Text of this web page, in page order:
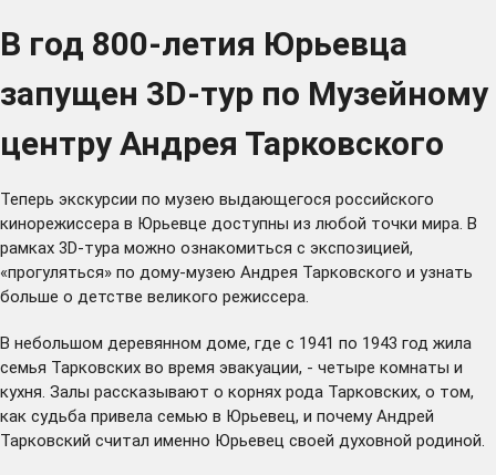
В год 800-летия Юрьевца
запущен 3D-тур по Музейному
центру Андрея Тарковского
Теперь экскурсии по музею выдающегося российского
кинорежиссера в Юрьевце доступны из любой точки мира. В
рамках 3D-тура можно ознакомиться с экспозицией,
«прогуляться» по дому-музею Андрея Тарковского и узнать
больше о детстве великого режиссера.
В небольшом деревянном доме, где с 1941 по 1943 год жила
семья Тарковских во время эвакуации, - четыре комнаты и
кухня. Залы рассказывают о корнях рода Тарковских, о том,
как судьба привела семью в Юрьевец, и почему Андрей
Тарковский считал именно Юрьевец своей духовной родиной.